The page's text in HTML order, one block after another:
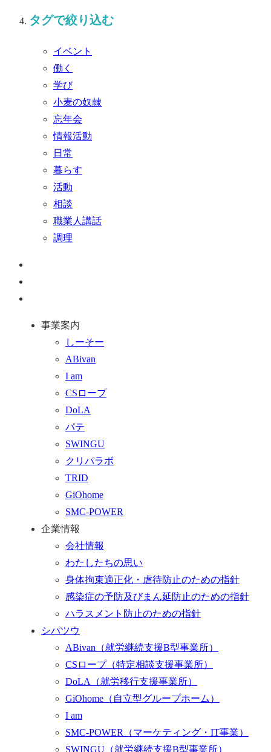
タグで絞り込む
イベント
働く
学び
小麦の奴隷
忘年会
情報活動
日常
暮らす
活動
相談
職業人講話
調理
事業案内
しーそー
ABivan
I am
CSロープ
DoLA
パテ
SWINGU
クリパラボ
TRID
GiOhome
SMC-POWER
企業情報
会社情報
わたしたちの思い
身体拘束適正化・虐待防止のための指針
感染症の予防及びまん延防止のための指針
ハラスメント防止のための指針
シパツウ
ABivan （就労継続支援B型事業所）
CSロープ （特定相談支援事業所）
DoLA （就労移行支援事業所）
GiOhome （自立型グループホーム）
I am
SMC-POWER （マーケティング・IT事業）
SWINGU （就労継続支援B型事業所）